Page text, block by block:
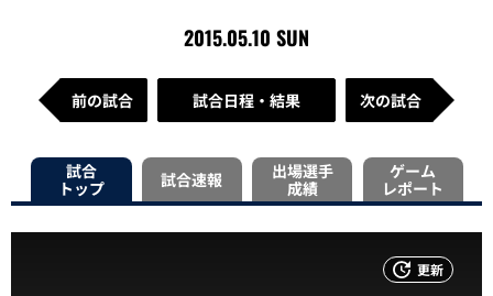
2015.05.10 SUN
前の試合 試合日程・結果 次の試合
試合
トップ
試合速報
出場選手
成績
ゲーム
レポート
更新